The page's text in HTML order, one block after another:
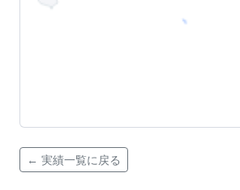
← 実績一覧に戻る